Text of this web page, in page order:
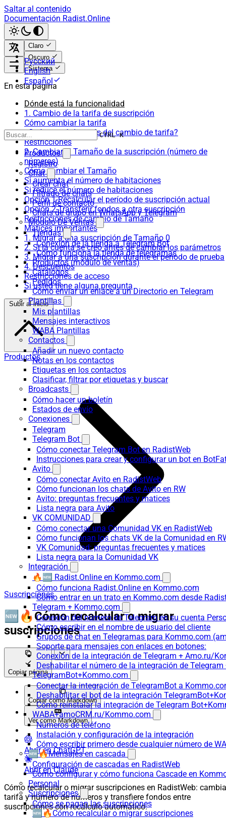
Saltar al contenido
Documentación Radist.Online
Claro
Oscuro
Sistema
Русский
English
Español
CTRL K
Productos
Registro
Chat
Crear chat
Filtrado de chats
Perfil de contacto
Chats de grupo en WhatsApp y Telegram
Módulo De Ventas
Tiendas
Conexión de la tienda a Telegram Bot
Cómo funciona la tienda de telegramas
Productos (módulo de ventas)
Catálogos
Pedidos
Cómo enviar un enlace a un Directorio en Telegram
Plantillas
Mis plantillas
Mensajes interactivos
WABA Plantillas
Contactos
Añadir un nuevo contacto
Notas en los contactos
Etiquetas en los contactos
Clasificar, filtrar por etiquetas y buscar
Broadcasts
Cómo hacer un boletín
Estados de envío
Conexiones
Telegram
Telegram Bot
Cómo conectar Telegram Bot en RadistWeb
Instrucciones para crear y configurar un bot en
Avito
Cómo conectar Avito en RadistWeb
Cómo funcionan los chats de Avito en RW
Avito: preguntas frecuentes y matices
Lista negra para Avito
VK COMUNIDAD
Cómo conectar una Comunidad VK en RadistWeb
Cómo funcionan los chats VK de la Comunidad en
VK Comunidad: preguntas frecuentes y matices
Lista negra para la Comunidad VK
Integración
🔥🆕 Radist.Online en Kommo.com
Cómo funciona Radist.Online en Kommo.com
Cómo entrar en un trato en Kommo.com desde
Telegram + Kommo.com
Conexión del número de Telegram en su cuenta
Cómo escribir en el nombre de usuario del cliente
Grupos de chat en Telegramas para Kommo.com
Soporte para mensajes con enlaces en botones:
Conexión de la integración de Telegram + Amo.ru/
Deshabilitar el número de la integración de
TelegramBot+Kommo.com
Conectar la integración de TelegramBot a
Deshabilitar el bot de la integración
Cómo reinstalar la integración de Telegram
WABA+amoCRM.ru/Kommo.com
Números de teléfono
Instalación y configuración de la integración
Cómo escribir primero desde cualquier número de
🆕🔥Mensajes en cascada
Configuración de cascadas en RadistWeb
Cómo configurar y cómo funciona Cascade en
Personal
Suscripciones
Cómo se pagan las suscripciones
🆕🔥Cómo recalcular o migrar suscripciones
En esta página
Dónde está la funcionalidad
1. Cambio de la tarifa de suscripción
Cómo cambiar la tarifa
¿Qué pasará después del cambio de tarifa?
Restricciones
2. Cambiar el Tamaño de la suscripción (número de
números)
Cómo cambiar el Tamaño
Si aumenta el número de habitaciones
Si reduce el número de habitaciones
Opción 1-Recalcular el período de suscripción actual
Opción 2-Transferir fondos a otra suscripción
Restricciones de cambio de Tamaño
Matices importantes
1. Migrar a una suscripción de Tamaño 0
2. Si la cuenta se creó antes de cambiar los parámetros
3. Migrar a una suscripción durante el período de prueba
4. Descuentos
Restricciones de acceso
Si usted tiene alguna pregunta
Subir al inicio
Productos
Suscripciones
🆕🔥Cómo recalcular o migrar
suscripciones
Copiar página
Copiar como Markdown
Ver como Markdown
Abrir en ChatGPT
Abrir en Claude
Cómo recalcular o migrar suscripciones en RadistWeb: cambia
tarifa y número de números y transfiere fondos entre
suscripciones con recálculo automático.